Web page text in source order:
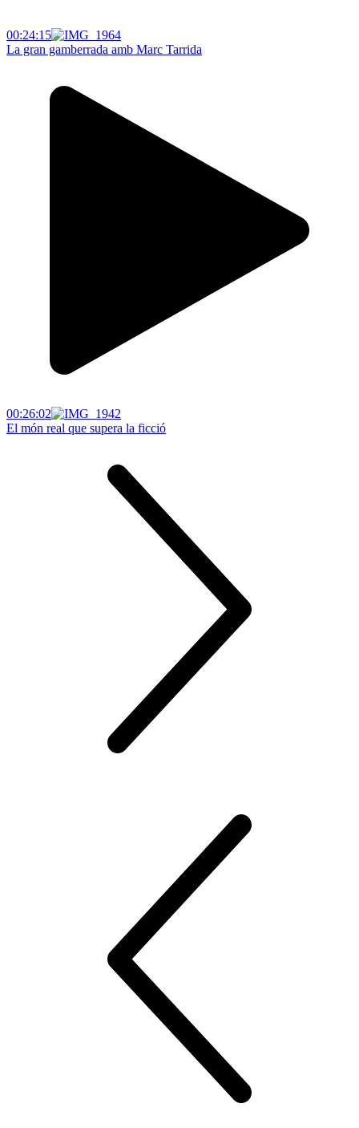
00:24:15
La gran gamberrada amb Marc Tarrida
00:26:02
El món real que supera la ficció